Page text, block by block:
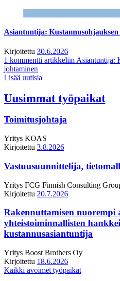
Asiantuntija: Kustannusohjauksen
Kirjoitettu 30.6.2026
1 kommentti artikkeliin Asiantuntija:
johtaminen
Lisää uutisia
Uusimmat työpaikat
Toimitusjohtaja
Yritys KOAS
Kirjoitettu 3.8.2026
Vastuusuunnittelija,
Yritys FCG Finnish Consulting
Kirjoitettu 20.7.2026
Rakennuttamisen nuorempi
yhteistoiminnallisten
kustannusasiantuntija
Yritys Boost Brothers Oy
Kirjoitettu 18.6.2026
Kaikki avoimet työpaikat